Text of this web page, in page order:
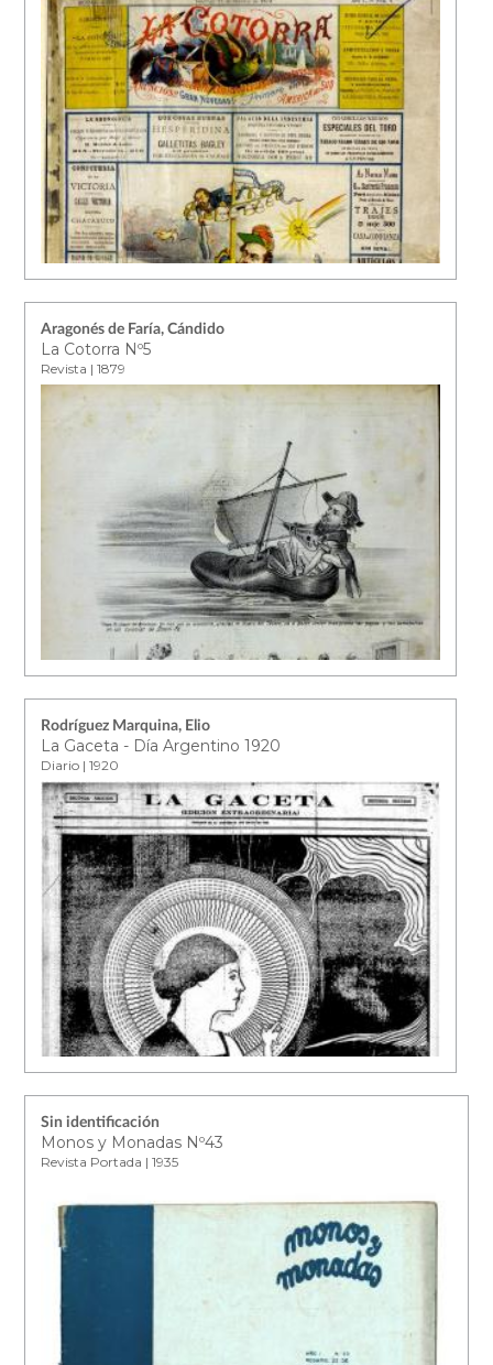
Aragonés de Faría, Cándido
La Cotorra Nº5
Revista | 1879
Rodríguez Marquina, Elio
La Gaceta - Día Argentino 1920
Diario | 1920
Sin identificación
Monos y Monadas Nº43
Revista Portada | 1935